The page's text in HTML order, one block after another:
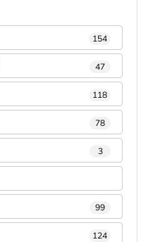
154
47
118
78
3
99
124